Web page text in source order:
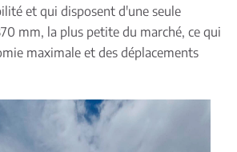
et qui disposent d'une seule
mm, la plus petite du marché, ce qui
maximale et des déplacements